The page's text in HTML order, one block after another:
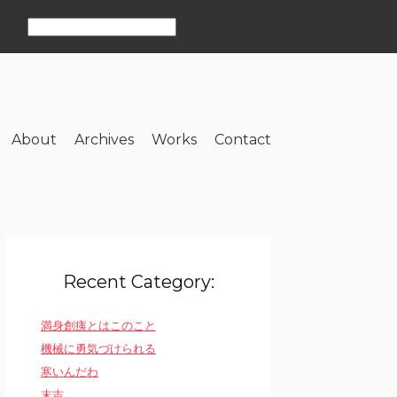
About Archives Works Contact
Recent Category:
満身創痍とはこのこと
機械に勇気づけられる
寒いんだわ